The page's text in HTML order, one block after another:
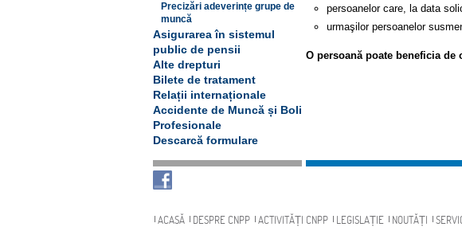
Precizări adeverințe grupe de
muncă
Asigurarea în sistemul
public de pensii
Alte drepturi
Bilete de tratament
Relații internaționale
Accidente de Muncă și Boli
Profesionale
Descarcă formulare
persoanelor care, la data
urmaşilor persoanelor
O persoană poate beneficia
Navigare
ACASĂ DESPRE CNPP ACTIVITĂȚI CNPP LEGISLAȚIE NOUTĂȚI